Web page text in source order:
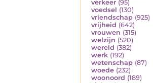
verkeer (95)
voedsel (130)
vriendschap (925)
vrijheid (642)
vrouwen (315)
welzijn (520)
wereld (382)
werk (192)
wetenschap (87)
woede (232)
woonoord (189)